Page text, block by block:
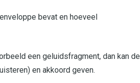
bevat en hoeveel
een geluidsfragment, dan kan de
en akkoord geven.